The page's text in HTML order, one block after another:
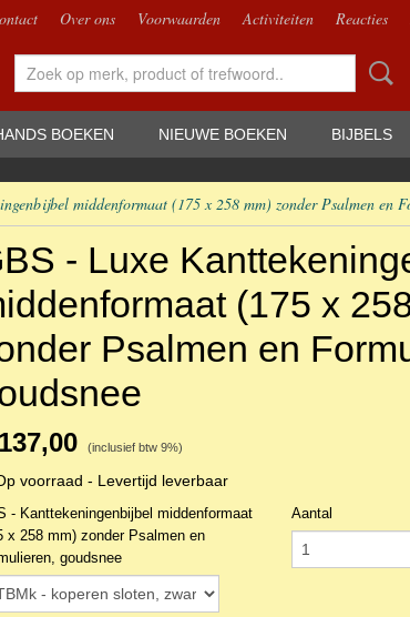
Over ons Voorwaarden Activiteiten Reacties
BOEKEN NIEUWE BOEKEN BIJBELS
middenformaat (175 x 258 mm) zonder Psalmen en
- Luxe
(175 x
Psalmen en
(inclusief btw 9%)
voorraad - Levertijd leverbaar
- Kanttekeningenbijbel middenformaat
x 258 mm) zonder Psalmen en
goudsnee
Aantal